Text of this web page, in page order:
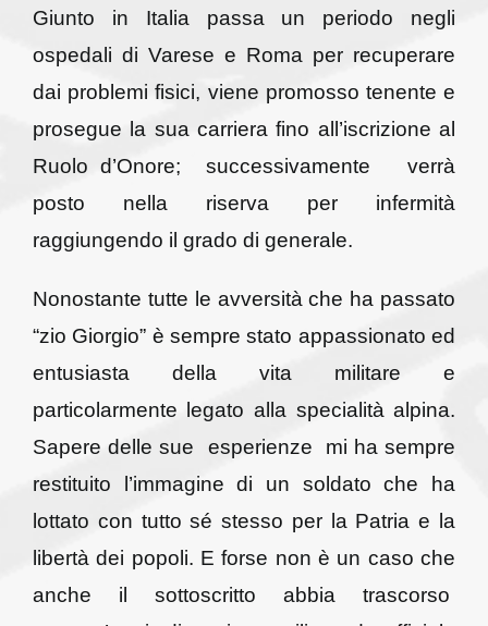
Giunto in Italia passa un periodo negli
ospedali di Varese e Roma per recuperare
dai problemi fisici, viene promosso tenente e
prosegue la sua carriera fino all’iscrizione al
Ruolo d’Onore; successivamente verrà
posto nella riserva per infermità
raggiungendo il grado di generale.
Nonostante tutte le avversità che ha passato
“zio Giorgio” è sempre stato appassionato ed
entusiasta della vita militare e
particolarmente legato alla specialità alpina.
Sapere delle sue esperienze mi ha sempre
restituito l’immagine di un soldato che ha
lottato con tutto sé stesso per la Patria e la
libertà dei popoli. E forse non è un caso che
anche il sottoscritto abbia trascorso